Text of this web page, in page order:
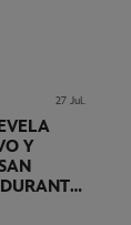
27 Jul.
Y